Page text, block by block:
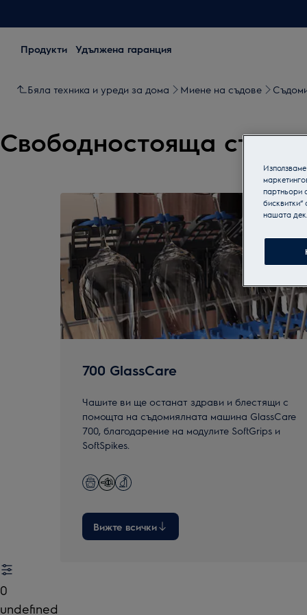
Продукти Удължена гаранция
Бяла техника и уреди за дома Миене на съдове
Свoбодностояща
700 GlassCare
Чашите ви ще останат здрави и блестящи с
помощта на съдомиялната машина GlassCare
700, благодарение на модулите SoftGrips и
SoftSpikes.
Вижте всички
0
undefined
партньори
нашата